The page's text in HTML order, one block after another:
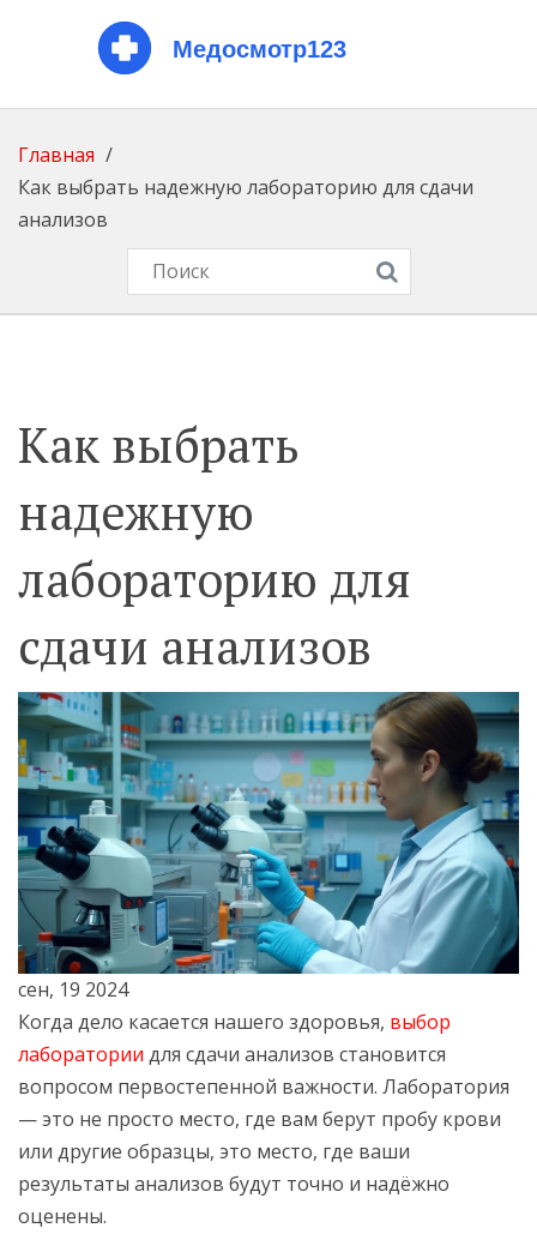
Главная
Как выбрать надежную лабораторию для сдачи
анализов
Как выбрать
надежную
лабораторию для
сдачи анализов
сен, 19 2024
Когда дело касается нашего здоровья, выбор
лаборатории для сдачи анализов становится
вопросом первостепенной важности. Лаборатория
— это не просто место, где вам берут пробу крови
или другие образцы, это место, где ваши
результаты анализов будут точно и надёжно
оценены.